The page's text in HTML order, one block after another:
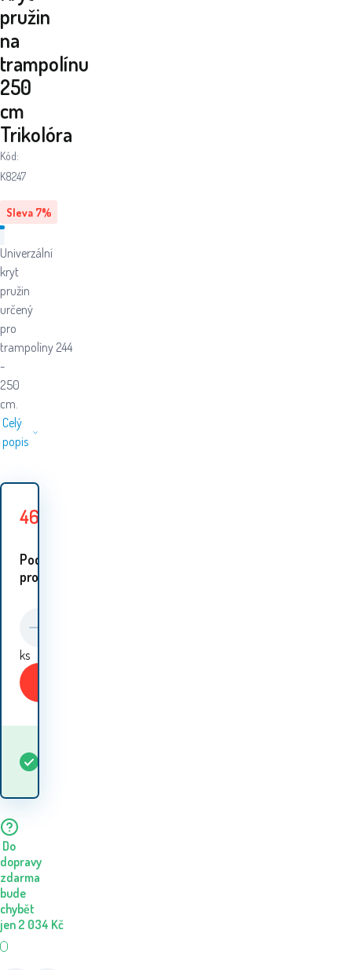
Sleva 7%
pružin
na
trampolínu
250
cm
Trikolóra
Kód:
K8247
Univerzální
kryt
pružin
určený
pro
trampolíny 244
-
250
cm.
Celý
popis
466
Podobné
proudukty:
ks
Do
dopravy
zdarma
bude
chybět
jen 2 034 Kč